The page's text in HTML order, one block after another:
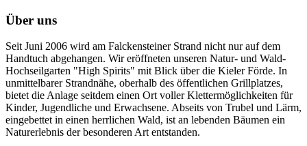
Über uns
Seit Juni 2006 wird am Falckensteiner Strand nicht nur auf dem
Handtuch abgehangen. Wir eröffneten unseren Natur- und Wald-
Hochseilgarten "High Spirits" mit Blick über die Kieler Förde. In
unmittelbarer Strandnähe, oberhalb des öffentlichen Grillplatzes,
bietet die Anlage seitdem einen Ort voller Klettermöglichkeiten für
Kinder, Jugendliche und Erwachsene. Abseits von Trubel und Lärm,
eingebettet in einen herrlichen Wald, ist an lebenden Bäumen ein
Naturerlebnis der besonderen Art entstanden.